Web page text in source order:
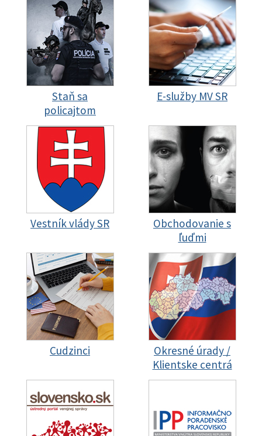
Staň sa
policajtom
E-služby MV SR
Vestník vlády SR
Obchodovanie s
ľuďmi
Cudzinci
Okresné úrady /
Klientske centrá